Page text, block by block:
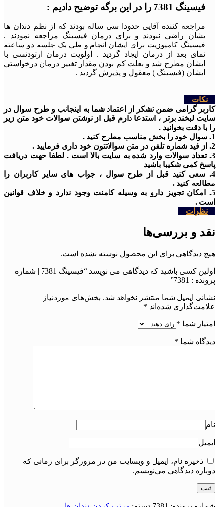
فیسینگ 7381 را در این برگه توضیح دادیم :
مراجعه کننده آقایی حدودا سی ساله بودند که از نظم دندان ها
یشان راضی نبودند و برای درمان فیسینگ مراجعه نمودند .
فیسینگ کامپوزیت برای ایشان انجام و طی یک جلسه دو ساعته
نمای بعد از درمان ایجاد گردید . اولویت درمان ارتودنسی با
ایشان مطرح شد و بعلت کم بودن مقدار تغییر درمان درخواستی
ایشان (فیسینگ ) معقول و پذیرش گردید .
نکات
کاربر گرامی ضمن تشکر از اعتماد شما به اینجانب و طرح سوال در
سایت لبخند برتر ، استدعا دارم قبل از نوشتن سوالات خود متن زیر
را با دقت بخوانید .
1. سوال خود را بخش مناسب مطرح کنید .
2. از قید شماره تلفن در متن سوالاتتون خود داری فرمایید .
3. تعداد سوالات وارد شده به سایت بالا است . لطفا جهت دریافت
پاسخ کمی شکیبا باشید
4. سعی کنید قبل از طرح سوال ، جواب های سایر کاربران را
مطالعه کنید .
5. امکان تجویز دارو به وسیله کامنت وجود ندارد و خلاف قوانین
است .
نظرات
نقد و بررسی‌ها
هیچ دیدگاهی برای این محصول نوشته نشده است.
اولین کسی باشید که دیدگاهی می نویسد “فیسینگ 7381 | شماره
پرونده : 7381”
نشانی ایمیل شما منتشر نخواهد شد. بخش‌های موردنیاز
علامت‌گذاری شده‌اند *
امتیاز شما *
دیدگاه شما *
نام
ایمیل
ذخیره نام، ایمیل و وبسایت من در مرورگر برای زمانی که
دوباره دیدگاهی می‌نویسم.